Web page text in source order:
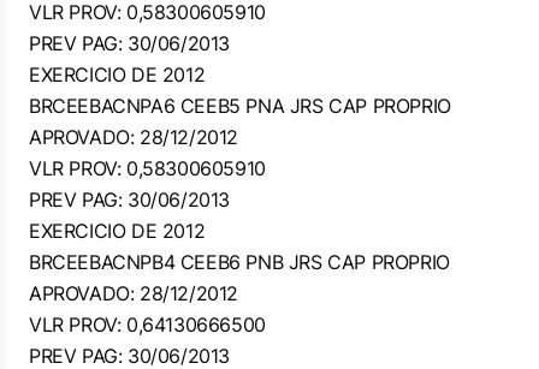
VLR PROV: 0,58300605910
PREV PAG: 30/06/2013
EXERCICIO DE 2012
BRCEEBACNPA6 CEEB5 PNA JRS CAP PROPRIO
APROVADO: 28/12/2012
VLR PROV: 0,58300605910
PREV PAG: 30/06/2013
EXERCICIO DE 2012
BRCEEBACNPB4 CEEB6 PNB JRS CAP PROPRIO
APROVADO: 28/12/2012
VLR PROV: 0,64130666500
PREV PAG: 30/06/2013